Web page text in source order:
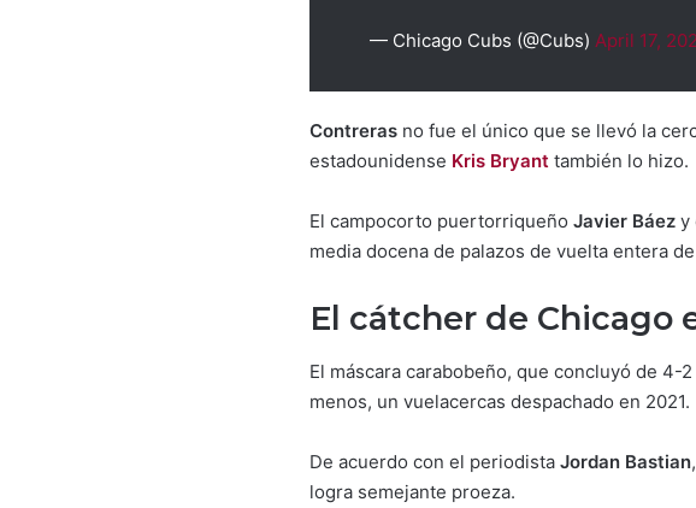
— Chicago Cubs (@Cubs) April 17,
Contreras no fue el único que se llevó la
estadounidense Kris Bryant también lo hizo.
El campocorto puertorriqueño Javier Báez y
media docena de palazos de vuelta entera de
El cátcher de Chicago
El máscara carabobeño, que concluyó de 4-
menos, un vuelacercas despachado en 2021.
De acuerdo con el periodista Jordan Bastian
logra semejante proeza.